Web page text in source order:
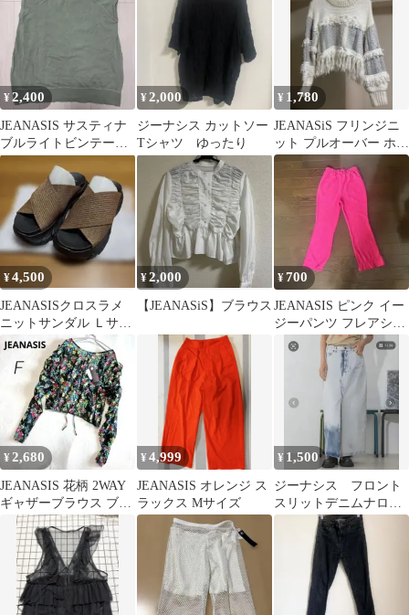
¥2,400
JEANASIS サスティナ
ブルライトビンテージ
ミニウラケ
¥2,000
ジーナシス カットソー
Tシャツ ゆったり
¥ 1,780
JEANASiS フリンジニ
ット プルオーバー ホワ
イト
¥4,500
JEANASISクロスラメ
ニットサンダル Ｌサイ
ズ オレンジ
¥2,000
【JEANASiS】ブラウス
¥700
JEANASIS ピンク イー
ジーパンツ フレアシル
エット
¥2,680
JEANASIS 花柄 2WAY
ギャザーブラウス ブラ
ック フリー タグ付き
¥4,999
JEANASIS オレンジ ス
ラックス Mサイズ
¥ 1,500
ジーナシス フロント
スリットデニムナロー
スカート S